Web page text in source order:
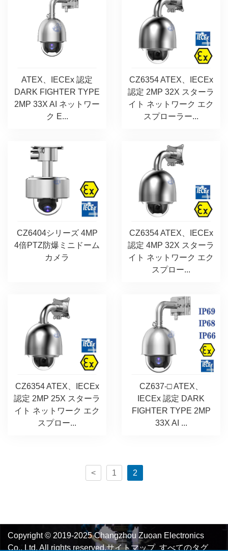
ATEX、IECEx 認定
DARK FIGHTER TYPE
2MP 33X AI ネットワー
ク E...
CZ6354 ATEX、IECEx
認定 2MP 32X スターラ
イト ネットワーク エク
スプローラー...
CZ6404シリーズ 4MP
4倍PTZ防爆ミニドーム
カメラ
CZ6354 ATEX、IECEx
認定 4MP 32X スターラ
イト ネットワーク エク
スプロー...
CZ6354 ATEX、IECEx
認定 2MP 25X スターラ
イト ネットワーク エク
スプロー...
CZ637-□ ATEX、
IECEx 認定 DARK
FIGHTER TYPE 2MP
33X AI ...
< 1 2
Copyright © 2019-2025 Changzhou Zuoan Electronics
Co., Ltd. All rights reserved.サイトマップ すべてのタグ